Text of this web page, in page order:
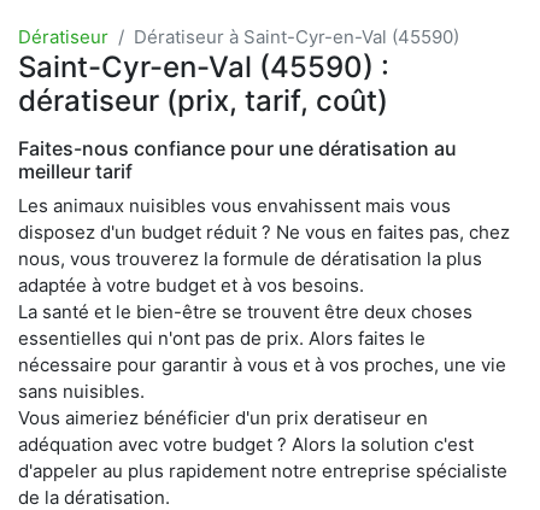
Dératiseur Dératiseur à Saint-Cyr-en-Val (45590)
Saint-Cyr-en-Val (45590) :
dératiseur (prix, tarif, coût)
Faites-nous confiance pour une dératisation au
meilleur tarif
Les animaux nuisibles vous envahissent mais vous
disposez d'un budget réduit ? Ne vous en faites pas, chez
nous, vous trouverez la formule de dératisation la plus
adaptée à votre budget et à vos besoins.
La santé et le bien-être se trouvent être deux choses
essentielles qui n'ont pas de prix. Alors faites le
nécessaire pour garantir à vous et à vos proches, une vie
sans nuisibles.
Vous aimeriez bénéficier d'un prix deratiseur en
adéquation avec votre budget ? Alors la solution c'est
d'appeler au plus rapidement notre entreprise spécialiste
de la dératisation.